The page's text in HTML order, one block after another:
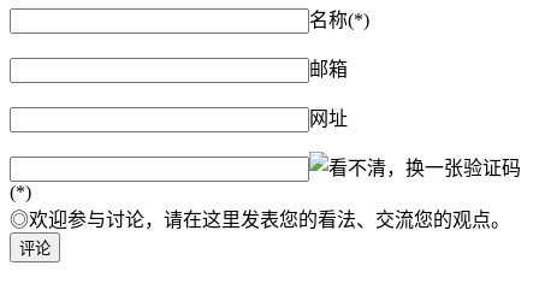
名称(*)
邮箱
网址
验证码
(*)
◎欢迎参与讨论，请在这里发表您的看法、交流您的观点。